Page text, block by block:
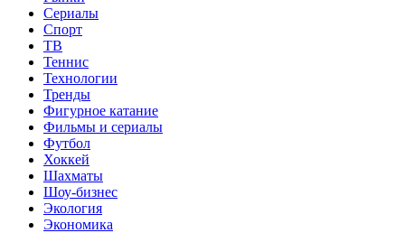
Сериалы
Спорт
ТВ
Теннис
Технологии
Тренды
Фигурное катание
Фильмы и сериалы
Футбол
Хоккей
Шахматы
Шоу-бизнес
Экология
Экономика